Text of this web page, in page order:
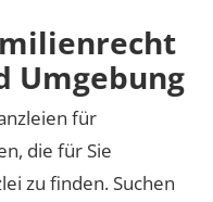
Umgebung
für
die für Sie
zu finden. Suchen